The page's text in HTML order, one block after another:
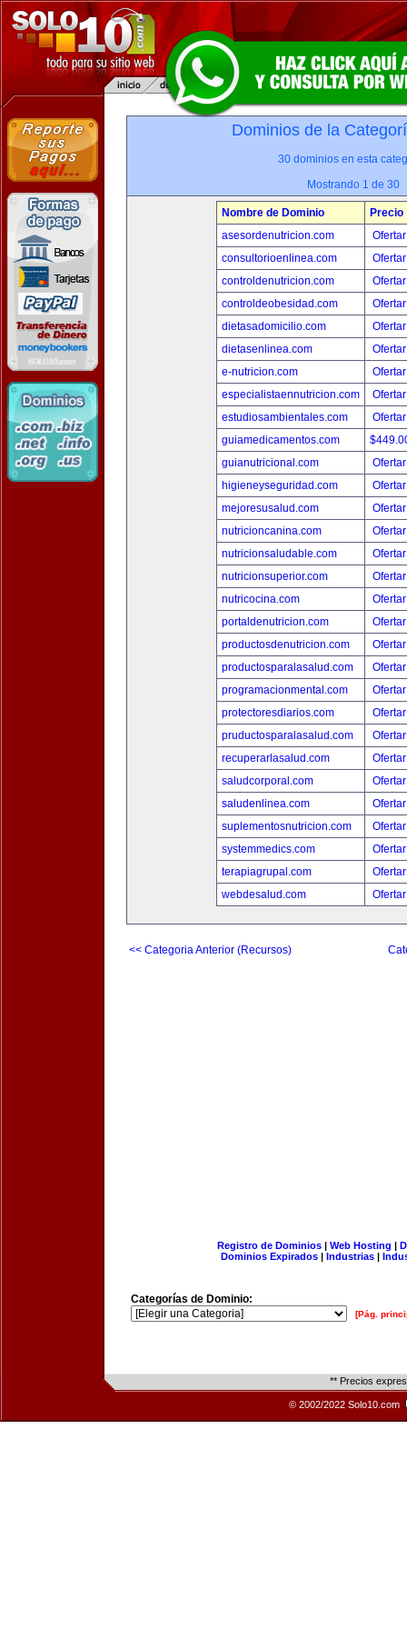
Dominios de la
30 dominios en esta
Mostrando 1 de 30
Nombre de Dominio
Precio
asesordenutricion.com
consultorioenlinea.com
controldenutricion.com
controldeobesidad.com
dietasadomicilio.com
dietasenlinea.com
e-nutricion.com
especialistaennutricion.com
estudiosambientales.com
guiamedicamentos.com
guianutricional.com
higieneyseguridad.com
mejoresusalud.com
nutricioncanina.com
nutricionsaludable.com
nutricionsuperior.com
nutricocina.com
portaldenutricion.com
productosdenutricion.com
productosparalasalud.com
programacionmental.com
protectoresdiarios.com
pruductosparalasalud.com
recuperarlasalud.com
saludcorporal.com
saludenlinea.com
suplementosnutricion.com
systemmedics.com
terapiagrupal.com
webdesalud.com
<< Categoria Anterior (Recursos)
Registro de Dominios| Web Hosting |
Dominios Expirados | Industrias |
Categorías de Dominio:
[Pág.
** Precios
© 2002/2022 Solo10.com